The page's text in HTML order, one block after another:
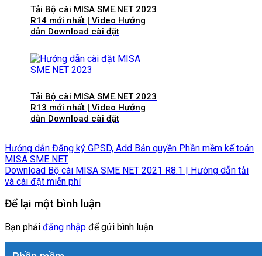
Tải Bộ cài MISA SME.NET 2023
R14 mới nhất | Video Hướng
dẫn Download cài đặt
Tải Bộ cài MISA SME.NET 2023
R13 mới nhất | Video Hướng
dẫn Download cài đặt
Hướng dẫn Đăng ký GPSD, Add Bản quyền Phần mềm kế toán
MISA SME NET
Download Bộ cài MISA SME NET 2021 R8.1 | Hướng dẫn tải
và cài đặt miễn phí
Để lại một bình luận
Bạn phải đăng nhập để gửi bình luận.